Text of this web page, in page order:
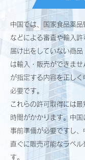
中国では、国家食品薬
などによる審査や輸入許
届け出をしていない商品
は輸入・販売ができま
が指定する内容を正し
必要です。
これらの許可取得には
時間がかかります。中
事前準備が必要ですし
直ぐに販売可能なラベ
す。